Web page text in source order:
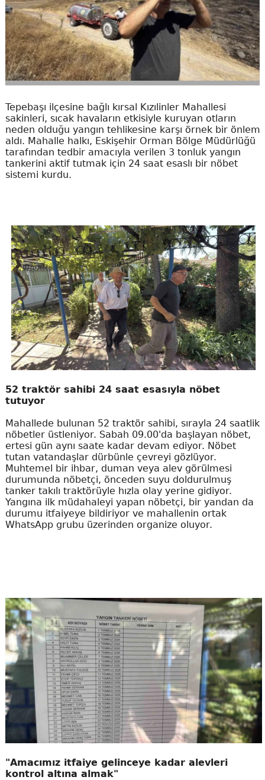
Tepebaşı ilçesine bağlı kırsal Kızılinler Mahallesi
sakinleri, sıcak havaların etkisiyle kuruyan otların
neden olduğu yangın tehlikesine karşı örnek bir önlem
aldı. Mahalle halkı, Eskişehir Orman Bölge Müdürlüğü
tarafından tedbir amacıyla verilen 3 tonluk yangın
tankerini aktif tutmak için 24 saat esaslı bir nöbet
sistemi kurdu.
52 traktör sahibi 24 saat esasıyla nöbet
tutuyor
Mahallede bulunan 52 traktör sahibi, sırayla 24 saatlik
nöbetler üstleniyor. Sabah 09.00'da başlayan nöbet,
ertesi gün aynı saate kadar devam ediyor. Nöbet
tutan vatandaşlar dürbünle çevreyi gözlüyor.
Muhtemel bir ihbar, duman veya alev görülmesi
durumunda nöbetçi, önceden suyu doldurulmuş
tanker takılı traktörüyle hızla olay yerine gidiyor.
Yangına ilk müdahaleyi yapan nöbetçi, bir yandan da
durumu itfaiyeye bildiriyor ve mahallenin ortak
WhatsApp grubu üzerinden organize oluyor.
"Amacımız itfaiye gelinceye kadar alevleri
kontrol altına almak"